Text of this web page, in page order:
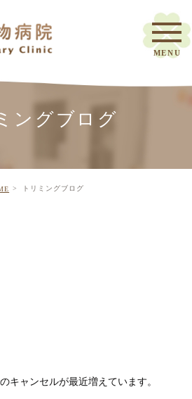
ングブログ
トリミングブログ
キャンセルが最近増えています。